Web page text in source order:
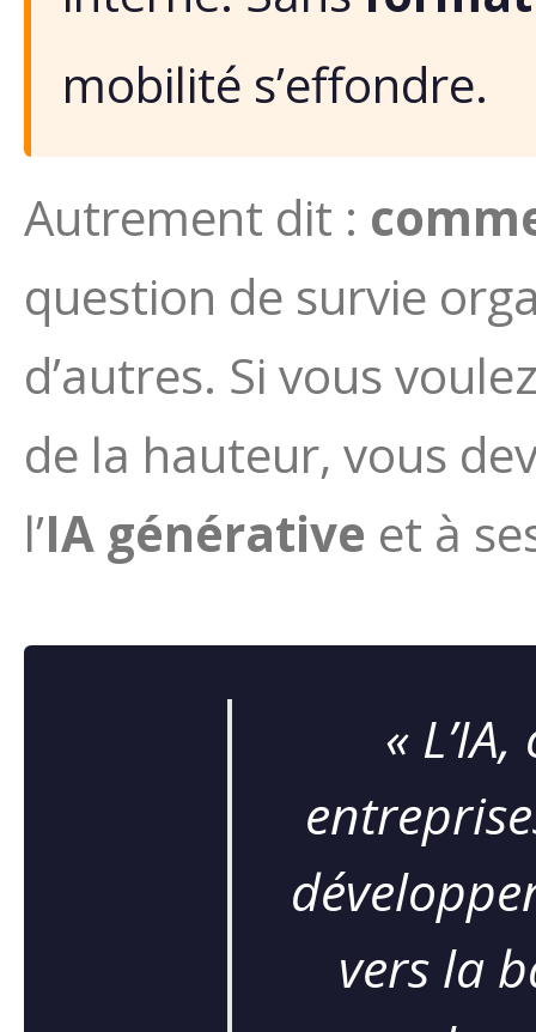
mobilité s’effondre.
Autrement dit :
question de survie
d’autres. Si vous
de la hauteur, vous
l’IA générative et à
«
vers la